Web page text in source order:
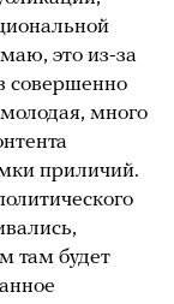
это из-за
совершенно
много
приличий.
там будет